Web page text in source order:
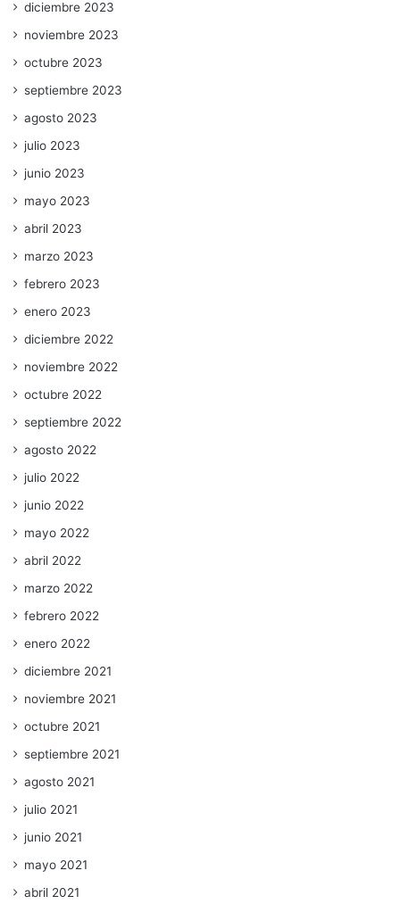
diciembre 2023
noviembre 2023
octubre 2023
septiembre 2023
agosto 2023
julio 2023
junio 2023
mayo 2023
abril 2023
marzo 2023
febrero 2023
enero 2023
diciembre 2022
noviembre 2022
octubre 2022
septiembre 2022
agosto 2022
julio 2022
junio 2022
mayo 2022
abril 2022
marzo 2022
febrero 2022
enero 2022
diciembre 2021
noviembre 2021
octubre 2021
septiembre 2021
agosto 2021
julio 2021
junio 2021
mayo 2021
abril 2021